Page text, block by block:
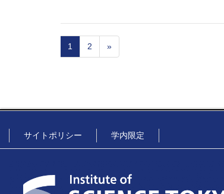
1 2 »
サイトポリシー 学内限定